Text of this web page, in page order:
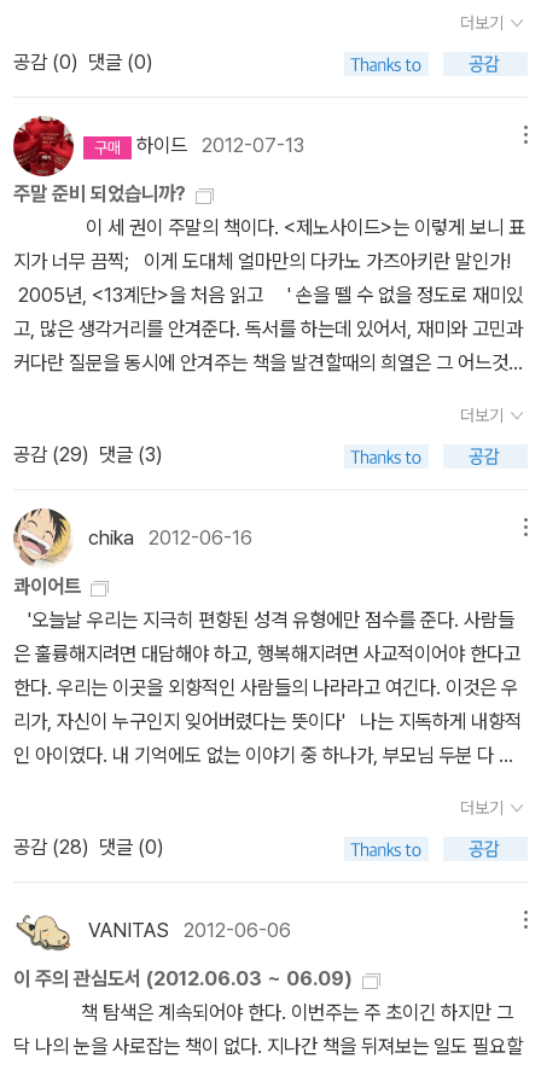
『뵐숭 시구르드』의 발표, 고건축보호협회의 결성, 예술과 사회를 논
한 일련의 유명한 대중강연 등이 이 기간 동안에 이루어졌고, 또한 그
서 이 시기는 모리스가 활동적이고 열정적인 기질과 문학작품에 나타
난 우울·공허·절망 등의 정서 사이에 존재하는 갈등을 딛고 정치적 참
여자로 전환하는 때이기도 하다. 톰슨은 모리스가 비인간적인 자본주
의 산업사회의 조건을 비판하고 타개하기 위해서 예술 활동이 갖는
현실적 한계를 넘어 현실 참여적 사회주의자로 ‘불의 강’을 건너는 과
정을 짚고 있다. 1878년과 1883년 초 사이에 모리스는 아주 중요한
한 걸음을 내딛었다. 그가 당시 분투하던 사회주의자들 사이에서 새
로운 사회주의자로 등장한 것이다. 1879년과 1880년 사이에 모리
속물주의의 홍수와 싸우고, 생산의 원천에 쾌적하고 창의적인 노동을
투입하여 중세 시대 예술생산의 환경을 되살리려 했다. 하지만 그는
계급 대 계급의 투쟁은 파괴적인 것이라 느꼈고, 계급투쟁보다는 부
르주아의 저속함 때문에 예술이나 고상한 열망이 사라지는 것을 막는
일이 중요하다고 느꼈다. 하지만 1880년 선거에서 글래드스턴을 지
지하던 그는 곧 글래드스턴의 한계를 깨닫고 민주연맹에 가입함으로
써 사회주의자가 되었다. “사회주의는 꿈인가. 그것은 꿈이 아니라 대
의입니다. 꿈을 위해 고통을 겪을 때 그 꿈은 마침내 이루어진다는 것
을 믿으십시오.” -윌리엄 모리스 (제2권 57쪽) 실천적 사회주의자가
되다 제2권 제3부. 모리스가 1883년 민주연맹에 가입한 때부터 189
6년 사망할 때까지 사회주의자로서의 본격적인 활동을 다루고 있다.
제1장과 제2장은 모리스가 민주연맹에 가입해 사회주의자로서 활동
영국 최초의 사회주의 정당으로 모리스는 영국 내 사회주의 운동이
인드먼과의 불화로 사회민주연맹을 탈퇴하고 사회주의동맹을 조직하
게 되는 ‘분열’의 과정을 다룬다. 제4장은 모리스가 사회주의동맹을
조직해 활동한 1885~86년의 기간을 다룬다. 사회주의동맹은 188
4년 12월에 창립되었고, 처음 2년간 회원 수가 계속 증가했지만, 18
체력으로는 감당하기 힘든 지경까지 일이 몰렸던 시기였다. 먹고 살
기 바빴다고 딱히 말하기 힘든, 하고 싶은 일을 하면서 몰두했던, 강하
게 집중했던 시기였으니까. 그렇다고 주변 돌아가는 얘기를 하지 않
았던 것 같진 않은데... 이 두 사람과 얽힌 얘기는 전혀 나누지 않았던
건지, 했는데 기억이 나지 않는건지 한 시절의 절대로 놓쳐서는 안될
사건을 놓쳤다는, 그만큼 무심하고 둔감했었다는 데 생각이 미치자
얼굴이 화끈거렸다. 느지막히 일어나 인터넷 기사 클릭해가며 오전
을 보내는데 지승호 인터뷰 기사를 뒤늦게 보았고, 비로소 강준만과
진중권 사건을 알게 됐다. 그 뒤로 인터넷을 뒤지며 당시 기사들과 글
들을 모아가며 읽고 있다. 강준만, 진중권, 김어준 세 사람이 벌이는
토크쇼가 벌어진다면 대박이겠다. 아 만나서 체면만 차리다가 조심스
럽게 덕담만 하다 헤어질 수도 있겠다. 서로의 성격상 일단 만나면 절
대로 그럴 일은 없을 것 같지만. 또 한편으로는 그런 이벤트를 왜 하
(뻘 생각하며 귀한 시간을 흘려보내고 있는 나란 인간도 참 딱하
다.) 그건 그렇고, 오전에 (이때까지만 해도 참 평화스럽게) 프레시안
북스에 나온 기사들을 살펴보다가, 에드워드 톰슨의 [윌리엄 모리스]
에 대한 소개에 혹한 대목이 있어서 이 책, 데면데면 했었는데 한 번
봐야겠다는 생각을 했다. (저자)톰슨과 레이먼드 윌리엄스가 이런 모
험(신좌파형성)에 나선 것은 비단 1956년(헝가리 봉기)의 충격 때문
만은 아니었다. 이것뿐이었다면 이들은 선배 세대인 조지오웰처럼 비
판적 좌파와 반공산주의 사이의 아슬아슬한 경계선 위에서 헤맸을지
만이 아니라 20세기 사회주의운동사 라는 세번째 대화 상대까지 마
주해야 한다. - [혁명적 부르주아의 생애] 에드
워드 톰슨의 [윌리엄 모리스], 장석준 진보신당 정책위의장 - 조지
오웰의 바로 저 지점에 대해 살펴보고 싶다('헤맸는지'는 일단 판단 유
보)는 생각을 예전부터 했지만 나는 여전히 그의 책을 온전히 읽지 못
해왔다. 언제가 한 번 꼭 짚어봐야겠다고 목록만 길게 뽑아놓고 있었
지만 촘촘하고 진중한 독서를 하기 힘들어 계속 미뤄두고 있었다. 다
시 한 번 이 대목과 만났다. 그리고 20세기 사회주의 운동사 ... 이걸
더보기
공감 (0) 댓글 (0)
하이드 2012-07-13
주말 준비 되었습니까?
이 세 권이 주말의 책이다. <제노사이드>는 이렇게 보니 표
지가 너무 끔찍; 이게 도대체 얼마만의 다카노 가즈아키란 말인가!
2005년, <13계단>을 처음 읽고 ' 손을 뗄 수 없을 정도로 재미있
고, 많은 생각거리를 안겨준다. 독서를 하는데 있어서, 재미와 고민과
커다란 질문을 동시에 안겨주는 책을 발견할때의 희열은 그 어느것에
다. 탄탄한 구성과 간결하고 지적인 문체로 '사형제도' 에 대한 근본적
인 물음 뿐만 아니라, 일본 사형제도의 모순들에 대해서도 깊이있게
파헤치고 있다. 무엇보다도 점수를 주고 싶은 것은 '찬성'의 입장도
'반대'의 입장도 아닌체, '사형' 과 관련된 여러가지 입장들의 이야기를
균형있게 함으로써 독자에게 커다란 퀘스천 마크를 띄우면서 책이 끝
난다는 점이다. ' 고 리뷰를 남겼다. <유령 인명 구조대>까지도 아주
재미나게 읽고 리뷰를 남겼는데, 아마도 읽었을 <6시간 후..>는 기억
도 안 나고, <그레이브 디거>는 실망했던 기억만 남아 있다. 그리고,
아주 아주 오랜만에 <제노사이드> ''인류보다 진화한 새로운 생물'의
출현에서 비롯한 인류 종말의 위협과 이를 둘러싼 음모를 추리 스릴
러와 SF 기법을 통해 풀어나간 작품으로서, 한국 유학생의 활약과 한
국의 '정' 등 한국 문화에 대한 소개 등 한국 독자들이 관심을 가질 만
한 내용들이 담겨 있다. ' 고 하는데, 사실 다른 나라 작가들의 한국 이
식의 대미를 장식하며 전 세계 네티즌의 찬사를 받은 바로 그 강의! 세
상은 외향적인 사람을 선호하지만 정작 세상을 바꾸는 건 내성적인
사람이라고 주장한다. 간디, 아인슈타인, 고흐, 그리고 애플의 공동창
립자인 스티브 워즈니악 같은 조용하고 이지적인 사람들의 어떤 특성
더보기
공감 (29) 댓글 (3)
chika 2012-06-16
콰이어트
'오늘날 우리는 지극히 편향된 성격 유형에만 점수를 준다. 사람들
은 훌륭해지려면 대담해야 하고, 행복해지려면 사교적이어야 한다고
한다. 우리는 이곳을 외향적인 사람들의 나라라고 여긴다. 이것은 우
리가, 자신이 누구인지 잊어버렸다는 뜻이다' 나는 지독하게 내향적
인 아이였다. 내 기억에도 없는 이야기 중 하나가, 부모님 두분 다 일
리에 끼고 집 옥상으로 올라가는 계단에 걸터앉아 책을 펼치더라는
옆집 아줌마의 이야기인데 그걸 생각해본다면 꼬맹이였던 나는 밖에
서 뛰어노는 것보다 혼자 고망독새기처럼 노는 걸 좋아한 것이 분명
하다. 엠비티아이 성격유형검사를 할때 어린이용으로 재검사를 해봤
는데 내향성이 99%로 나와서 이건 뭐야~! 했던 기억도 있고.그래서
인지 이 책은 마음에 화악 와 닿았다. 꼭 사교적이고 외향적인 사람만
사회성이 좋고, 성공하는 것은 아니야. 안그런가? 생각보다 조금 지
루한감은 있었지만 새로운 관점의 책이었고 나름대로 마음에 든다.
더보기
공감 (28) 댓글 (0)
VANITAS 2012-06-06
이 주의 관심도서 (2012.06.03 ~ 06.09)
책 탐색은 계속되어야 한다. 이번주는 주 초이긴 하지만 그
닥 나의 눈을 사로잡는 책이 없다. 지나간 책을 뒤져보는 일도 필요할